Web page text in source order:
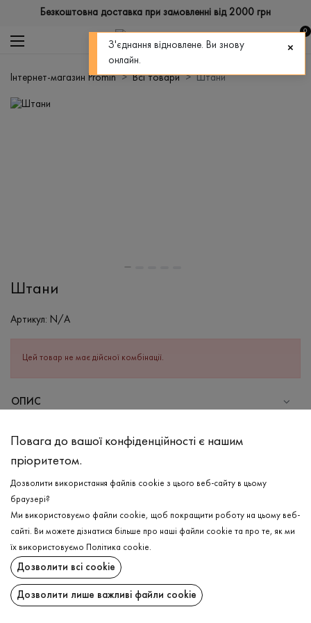
Безкоштовна доставка при замовленні від 2000 грн
0
Інтернет-магазин Promin Всі товари Штани
Штани
Артикул: N/A
Цей товар не має дійсної комбінації.
ОПИС
Бавовна - 80%, Поліестер - 20%
Прання в холодній воді (до 30 ° C)
Відбілювання заборонено
Прасувати при низькій температурі
Не можна віджимати і сушити в пральній машині
ДОСТАВКА
ПОВЕРНЕННЯ
Повага до вашої конфіденційності є нашим
пріоритетом.
Дозволити використання файлів cookie з цього веб-сайту в цьому
браузері?
Ми використовуємо файли cookie, щоб покращити роботу на цьому веб-
сайті. Ви можете дізнатися більше про наші файли cookie та про те, як ми
їх використовуємо
Політика cookie.
Дозволити всі cookie
Дозволити лише важливі файли cookie
З'єднання відновлене. Ви знову
онлайн.